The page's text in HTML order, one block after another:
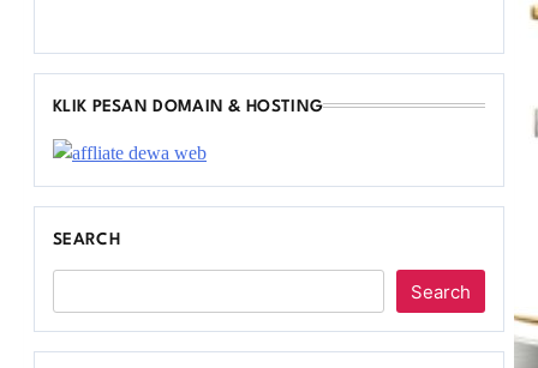
KLIK PESAN DOMAIN & HOSTING
SEARCH
Search